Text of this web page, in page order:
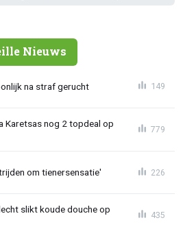
Nieuws
na straf gerucht 149
Karetsas nog 2 topdeal op
779
om tienersensatie' 226
slikt koude douche op
435